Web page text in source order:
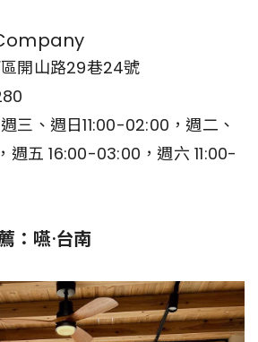
開山路29巷24號
三、週日11:00-02:00，週二、
週五 16:00-03:00，週六 11:00-
：嚥·台南